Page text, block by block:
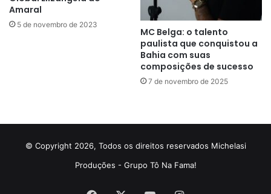
Amaral
5 de novembro de 2023
MC Belga: o talento
paulista que conquistou a
Bahia com suas
composições de sucesso
7 de novembro de 2025
© Copyright 2026, Todos os direitos reservados Michelasi
Produções - Grupo Tô Na Fama!